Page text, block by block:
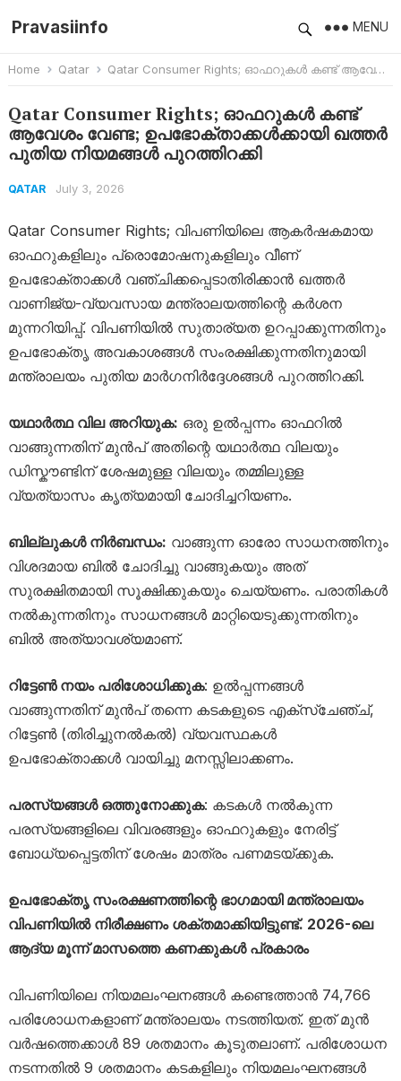
Pravasiinfo MENU
Home Qatar Qatar Consumer Rights; ഓഫറുകൾ കണ്ട് ആവേശം വേണ്ട; ഉപഭോക്താക്കൾക്കായി ഖത്തർ പുതിയ നിയമങ്ങൾ പുറത്തിറക്കി
Qatar Consumer Rights; ഓഫറുകൾ കണ്ട്
ആവേശം വേണ്ട; ഉപഭോക്താക്കൾക്കായി ഖത്തർ
പുതിയ നിയമങ്ങൾ പുറത്തിറക്കി
QATAR July 3, 2026
Qatar Consumer Rights; വിപണിയിലെ ആകർഷകമായ
ഓഫറുകളിലും പ്രൊമോഷനുകളിലും വീണ്
ഉപഭോക്താക്കൾ വഞ്ചിക്കപ്പെടാതിരിക്കാൻ ഖത്തർ
വാണിജ്യ-വ്യവസായ മന്ത്രാലയത്തിന്റെ കർശന
മുന്നറിയിപ്പ്. വിപണിയിൽ സുതാര്യത ഉറപ്പാക്കുന്നതിനും
ഉപഭോക്തൃ അവകാശങ്ങൾ സംരക്ഷിക്കുന്നതിനുമായി
മന്ത്രാലയം പുതിയ മാർഗനിർദ്ദേശങ്ങൾ പുറത്തിറക്കി.
യഥാർത്ഥ വില അറിയുക: ഒരു ഉൽപ്പന്നം ഓഫറിൽ
വാങ്ങുന്നതിന് മുൻപ് അതിന്റെ യഥാർത്ഥ വിലയും
ഡിസ്കൗണ്ടിന് ശേഷമുള്ള വിലയും തമ്മിലുള്ള
വ്യത്യാസം കൃത്യമായി ചോദിച്ചറിയണം.
ബില്ലുകൾ നിർബന്ധം: വാങ്ങുന്ന ഓരോ സാധനത്തിനും
വിശദമായ ബിൽ ചോദിച്ചു വാങ്ങുകയും അത്
സുരക്ഷിതമായി സൂക്ഷിക്കുകയും ചെയ്യണം. പരാതികൾ
നൽകുന്നതിനും സാധനങ്ങൾ മാറ്റിയെടുക്കുന്നതിനും
ബിൽ അത്യാവശ്യമാണ്.
റിട്ടേൺ നയം പരിശോധിക്കുക: ഉൽപ്പന്നങ്ങൾ
വാങ്ങുന്നതിന് മുൻപ് തന്നെ കടകളുടെ എക്സ്ചേഞ്ച്,
റിട്ടേൺ (തിരിച്ചുനൽകൽ) വ്യവസ്ഥകൾ
ഉപഭോക്താക്കൾ വായിച്ചു മനസ്സിലാക്കണം.
പരസ്യങ്ങൾ ഒത്തുനോക്കുക: കടകൾ നൽകുന്ന
പരസ്യങ്ങളിലെ വിവരങ്ങളും ഓഫറുകളും നേരിട്ട്
ബോധ്യപ്പെട്ടതിന് ശേഷം മാത്രം പണമടയ്ക്കുക.
ഉപഭോക്തൃ സംരക്ഷണത്തിന്റെ ഭാഗമായി മന്ത്രാലയം
വിപണിയിൽ നിരീക്ഷണം ശക്തമാക്കിയിട്ടുണ്ട്. 2026-ലെ
ആദ്യ മൂന്ന് മാസത്തെ കണക്കുകൾ പ്രകാരം
വിപണിയിലെ നിയമലംഘനങ്ങൾ കണ്ടെത്താൻ 74,766
പരിശോധനകളാണ് മന്ത്രാലയം നടത്തിയത്. ഇത് മുൻ
വർഷത്തെക്കാൾ 89 ശതമാനം കൂടുതലാണ്. പരിശോധന
നടന്നതിൽ 9 ശതമാനം കടകളിലും നിയമലംഘനങ്ങൾ